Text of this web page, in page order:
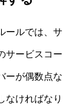
ールでは、サ
サービスコー
ーが偶数点な
なければなり